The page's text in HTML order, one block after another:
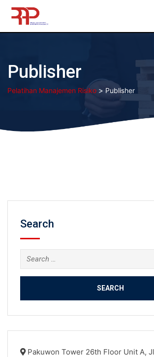
Skip
content
Publisher
Pelatihan Manajemen Risiko > Publisher
Search
Search
for:
Pakuwon Tower 26th Floor Unit A,